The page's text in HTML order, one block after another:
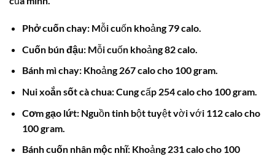
Phở cuốn chay:Mỗi cuốn khoảng 79 calo.
Cuốn bún đậu:Mỗi cuốn khoảng 82 calo.
Bánh mì chay:Khoảng 267 calo cho 100 gram.
Nui xoắn sốt cà chua:Cung cấp 254 calo cho 100 gram.
Cơm gạo lứt:Nguồn tinh bột tuyệt vời với 112 calo cho
100 gram.
Bánh cuốn nhân mộc nhĩ:Khoảng 231 calo cho 100